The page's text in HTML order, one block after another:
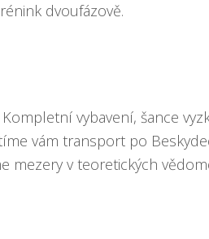
dvoufázově.
vybavení, šance
vám transport po
mezery v teoretických